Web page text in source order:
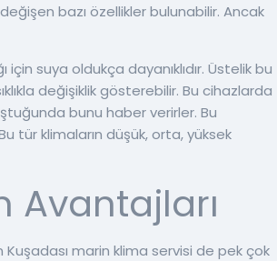
bazı özellikler bulunabilir. Ancak
için suya oldukça dayanıklıdır. Üstelik bu
değişiklik gösterebilir. Bu cihazlarda
bunu haber verirler. Bu
tür klimaların düşük, orta, yüksek
Avantajları
marin klima servisi de pek çok